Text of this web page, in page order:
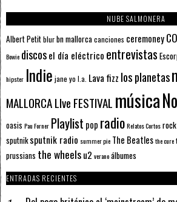
NUBE SALMONERA
Albert Petitblurbn mallorcacanciones ceremoney
Bowie discosel día eléctrico entrevistas
hipster Indie jane yo l.a. Lava fizz los planetas
MALLORCA LIve FESTIVAL música
oasis Pau Forner Playlist pop radioRelatos Cortosrock
sputnik sputnik radio summer pie The Beatlesthe cure
prussians the wheelsu2 veranoálbumes
ENTRADAS RECIENTES